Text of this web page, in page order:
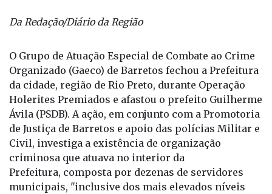
Da Redação/Diário da Região
O Grupo de Atuação Especial de Combate ao Crime
Organizado (Gaeco) de Barretos fechou a Prefeitura
da cidade, região de Rio Preto, durante Operação
Holerites Premiados e afastou o prefeito Guilherme
Ávila (PSDB). A ação, em conjunto com a Promotoria
de Justiça de Barretos e apoio das polícias Militar e
Civil, investiga a existência de organização
criminosa que atuava no interior da
Prefeitura, composta por dezenas de servidores
municipais, "inclusive dos mais elevados níveis